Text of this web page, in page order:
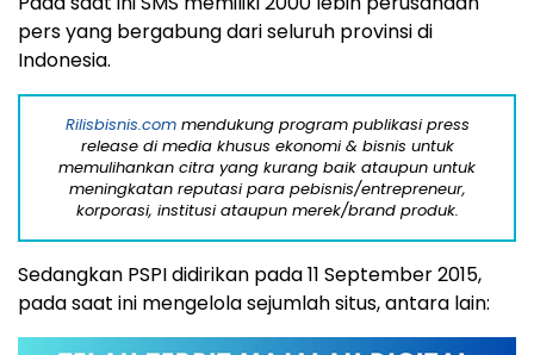
pers yang bergabung dari seluruh provinsi di
Indonesia.
Rilisbisnis.commendukung program publikasi press
release di media khusus ekonomi & bisnis untuk
memulihankan citra yang kurang baik ataupun untuk
meningkatan reputasi para pebisnis/entrepreneur,
korporasi, institusi ataupun merek/brand produk.
Sedangkan PSPI didirikan pada 11 September 2015,
pada saat ini mengelola sejumlah situs, antara lain: